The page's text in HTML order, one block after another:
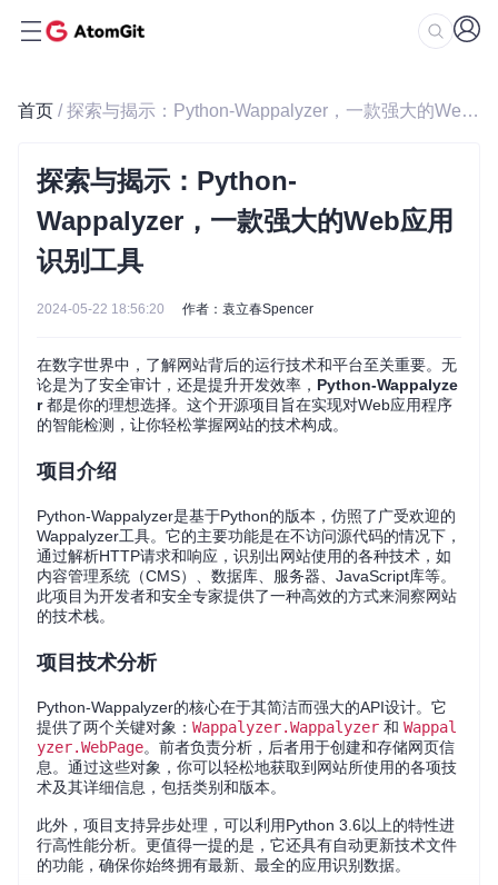
首页 / 探索与揭示：Python-Wappalyzer，一款强大的Web应用识别工具
探索与揭示：Python-
Wappalyzer，一款强大的Web应用
识别工具
2024-05-22 18:56:20 作者：袁立春Spencer
在数字世界中，了解网站背后的运行技术和平台至关重要。无
论是为了安全审计，还是提升开发效率， Python-Wappalyze
r都是你的理想选择。这个开源项目旨在实现对Web应用程序
的智能检测，让你轻松掌握网站的技术构成。
项目介绍
Python-Wappalyzer是基于Python的版本，仿照了广受欢迎的
Wappalyzer工具。它的主要功能是在不访问源代码的情况下，
通过解析HTTP请求和响应，识别出网站使用的各种技术，如
内容管理系统（CMS）、数据库、服务器、JavaScript库等。
此项目为开发者和安全专家提供了一种高效的方式来洞察网站
的技术栈。
项目技术分析
Python-Wappalyzer的核心在于其简洁而强大的API设计。它
提供了两个关键对象： Wappalyzer.Wappalyzer 和 Wappal
yzer.WebPage。前者负责分析，后者用于创建和存储网页信
息。通过这些对象，你可以轻松地获取到网站所使用的各项技
术及其详细信息，包括类别和版本。
此外，项目支持异步处理，可以利用Python 3.6以上的特性进
行高性能分析。更值得一提的是，它还具有自动更新技术文件
的功能，确保你始终拥有最新、最全的应用识别数据。